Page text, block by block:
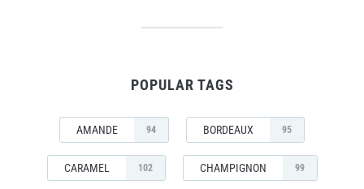
POPULAR TAGS
AMANDE 94 BORDEAUX 95
CARAMEL 102 CHAMPIGNON 99